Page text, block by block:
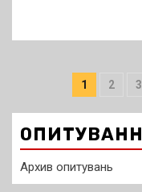
1 2 3
Архив опитувань